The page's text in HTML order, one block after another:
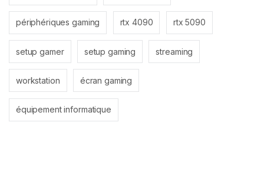
périphériques gaming rtx 4090 rtx 5090
setup gamer setup gaming streaming
workstation écran gaming
équipement informatique